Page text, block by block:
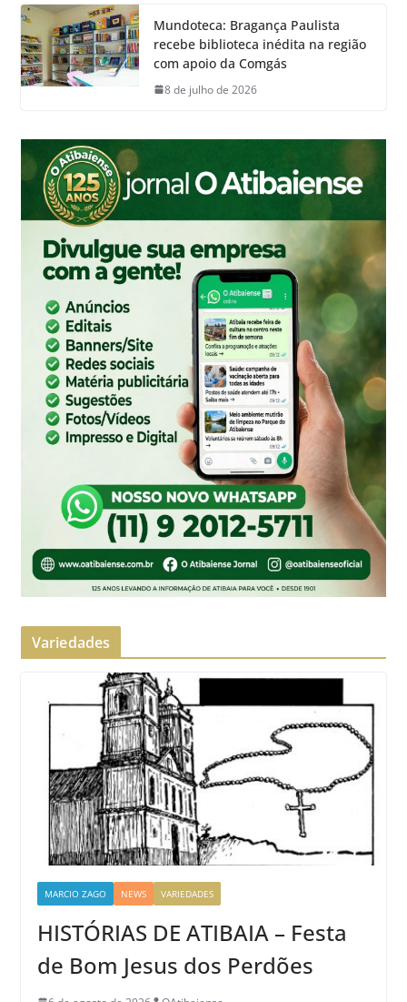
Mundoteca: Bragança Paulista
recebe biblioteca inédita na região
com apoio da Comgás
8 de julho de 2026
Variedades
MARCIO ZAGO NEWS VARIEDADES
HISTÓRIAS DE ATIBAIA – Festa
de Bom Jesus dos Perdões